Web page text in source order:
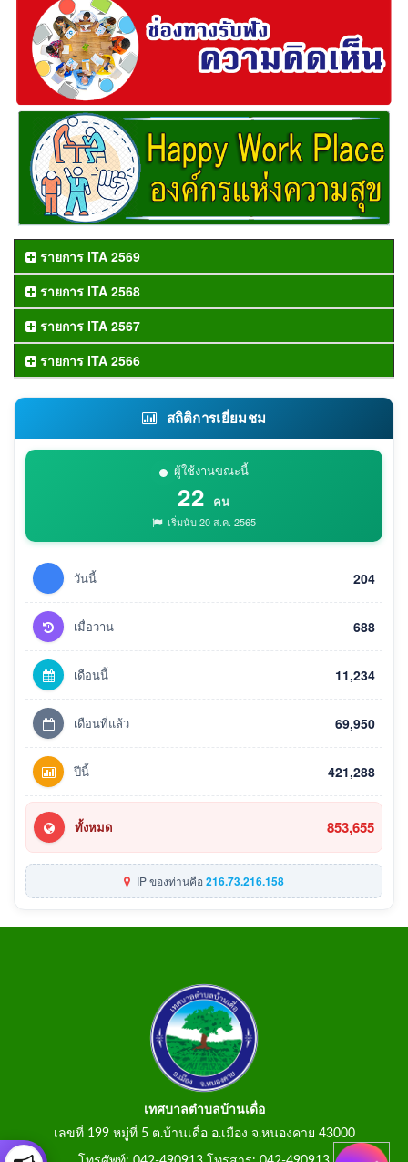
รายการ ITA 2569
รายการ ITA 2568
รายการ ITA 2567
รายการ ITA 2566
สถิติการเยี่ยมชม
ผู้ใช้งานขณะนี้
22 คน
เริ่มนับ 20 ส.ค. 2565
วันนี้ 204
เมื่อวาน 688
เดือนนี้ 11,234
เดือนที่แล้ว 69,950
ปีนี้ 421,288
ทั้งหมด 853,655
IP ของท่านคือ216.73.216.158
เทศบาลตำบลบ้านเดื่อ
เลขที่ 199 หมู่ที่ 5 ต.บ้านเดื่อ อ.เมือง จ.หนองคาย 43000